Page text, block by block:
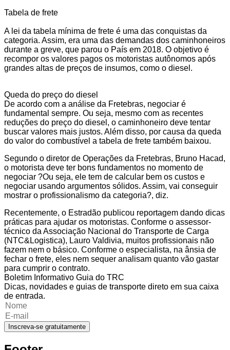
Tabela de frete
A lei da tabela mínima de frete é uma das conquistas da
categoria. Assim, era uma das demandas dos caminhoneiros
durante a greve, que parou o País em 2018. O objetivo é
recompor os valores pagos os motoristas autônomos após
grandes altas de preços de insumos, como o diesel.
Queda do preço do diesel
De acordo com a análise da Fretebras, negociar é
fundamental sempre. Ou seja, mesmo com as recentes
reduções do preço do diesel, o caminhoneiro deve tentar
buscar valores mais justos. Além disso, por causa da queda
do valor do combustível a tabela de frete também baixou.
Segundo o diretor de Operações da Fretebras, Bruno Hacad,
o motorista deve ter bons fundamentos no momento de
negociar ?Ou seja, ele tem de calcular bem os custos e
negociar usando argumentos sólidos. Assim, vai conseguir
mostrar o profissionalismo da categoria?, diz.
Recentemente, o Estradão publicou reportagem dando dicas
práticas para ajudar os motoristas. Conforme o assessor-
técnico da Associação Nacional do Transporte de Carga
(NTC&Logistica), Lauro Valdivia, muitos profissionais não
fazem nem o básico. Conforme o especialista, na ânsia de
fechar o frete, eles nem sequer analisam quanto vão gastar
para cumprir o contrato.
Boletim Informativo Guia do TRC
Dicas, novidades e guias de transporte direto em sua caixa
de entrada.
Inscreva-se gratuitamente